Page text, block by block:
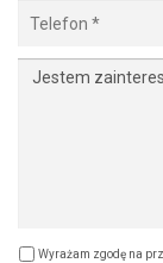
Wyrażam zgodę na